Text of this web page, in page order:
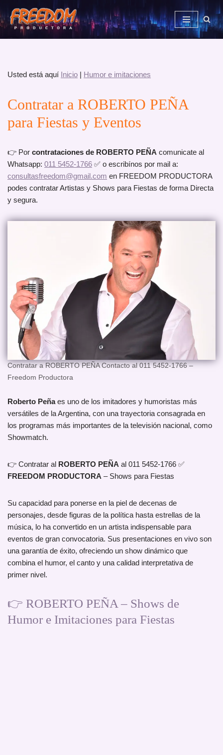
Saltar
al
Usted está aquí Inicio | Humor e imitaciones
Contratar a ROBERTO PEÑA
para Fiestas y Eventos
👉 Por contrataciones de ROBERTO PEÑA comunicate al
Whatsapp: 011 5452-1766 ✅ o escribínos por mail a:
consultasfreedom@gmail.com en FREEDOM PRODUCTORA
podes contratar Artistas y Shows para Fiestas de forma Directa
y segura.
Contratar a ROBERTO PEÑA Contacto al 011 5452-1766 –
Freedom Productora
Roberto Peñaes uno de los imitadores y humoristas más
versátiles de la Argentina, con una trayectoria consagrada en
los programas más importantes de la televisión nacional, como
Showmatch.
👉 Contratar al ROBERTO PEÑA al 011 5452-1766 ✅
FREEDOM PRODUCTORA – Shows para Fiestas
Su capacidad para ponerse en la piel de decenas de
personajes, desde figuras de la política hasta estrellas de la
música, lo ha convertido en un artista indispensable para
eventos de gran convocatoria. Sus presentaciones en vivo son
una garantía de éxito, ofreciendo un show dinámico que
combina el humor, el canto y una calidad interpretativa de
primer nivel.
👉 ROBERTO PEÑA – Shows de
Humor e Imitaciones para Fiestas